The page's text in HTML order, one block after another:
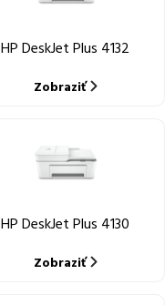
HP DeskJet Plus 4132
Zobraziť
HP DeskJet Plus 4130
Zobraziť